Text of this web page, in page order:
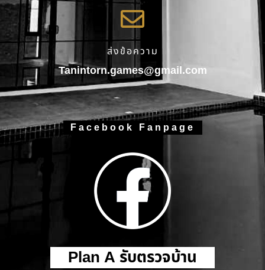
ส่งข้อความ
Tanintorn.games@gmail.com
Facebook Fanpage
Plan A รับตรวจบ้าน